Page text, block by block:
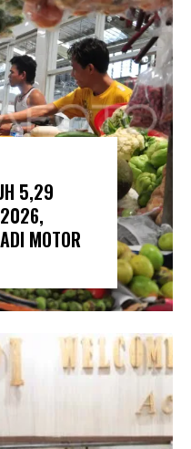
5,29
2026,
MOTOR